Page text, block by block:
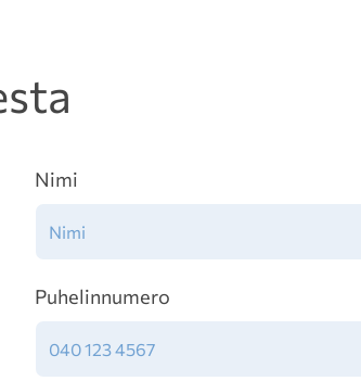
Nimi
Puhelinnumero